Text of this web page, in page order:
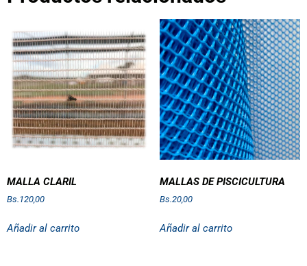
MALLA CLARIL
Bs.120,00
Añadir al carrito
MALLAS DE PISCICULTURA
Bs.20,00
Añadir al carrito